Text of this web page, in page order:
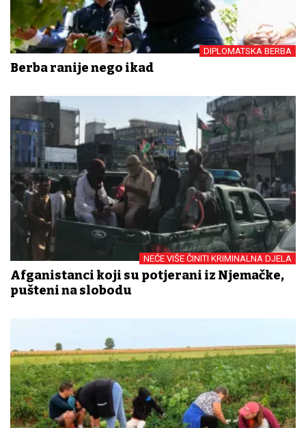
DIPLOMATSKA BERBA
Berba ranije nego ikad
NEĆE VIŠE ČINITI KRIMINALNA DJELA
Afganistanci koji su potjerani iz Njemačke,
pušteni na slobodu